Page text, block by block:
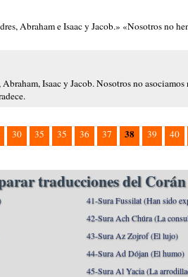
Abraham e Isaac y Jacob.» «Nosotros no
Isaac y Jacob. Nosotros no
30 35 35 36 37 38 39 40
traducciones del Corán
41-Sura Fussilat (Han sido
42-Sura Ach Chúra (La
43-Sura Az Zojrof (El lujo)
44-Sura Ad Dójan (El humo)
45-Sura Al Yacia (La